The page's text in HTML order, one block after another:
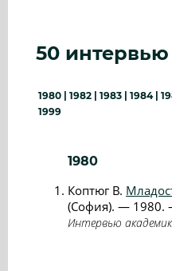
50
1980 1982 1983 1984|
1999
1980
Коптюг В.
(София). — 1980.
Интервью